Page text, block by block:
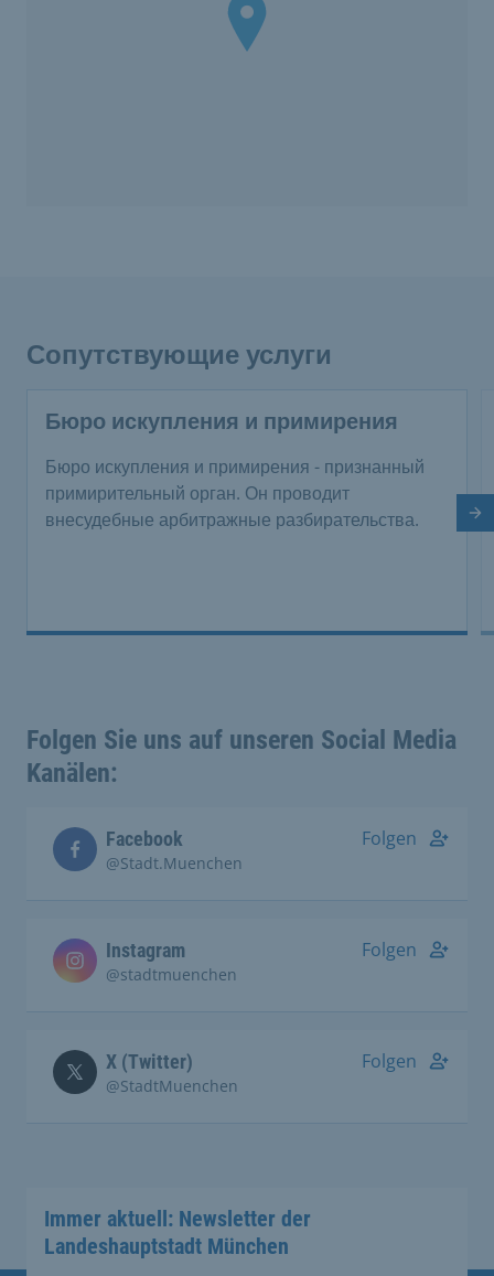
Сопутствующие услуги
Бюро искупления и примирения
Бюро искупления и примирения - признанный
примирительный орган. Он проводит
внесудебные арбитражные разбирательства.
Folgen Sie uns auf unseren Social Media
Kanälen:
Facebook
@Stadt.Muenchen
Folgen
Instagram
@stadtmuenchen
Folgen
X (Twitter)
@StadtMuenchen
Folgen
Immer aktuell: Newsletter der
Landeshauptstadt München